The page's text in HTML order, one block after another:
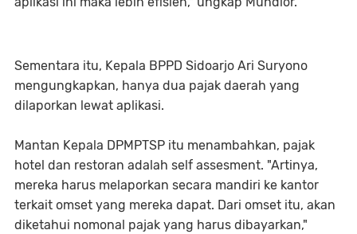
Sementara itu, Kepala BPPD Sidoarjo Ari Suryono
mengungkapkan, hanya dua pajak daerah yang
dilaporkan lewat aplikasi.
Mantan Kepala DPMPTSP itu menambahkan, pajak
hotel dan restoran adalah self assesment. "Artinya,
mereka harus melaporkan secara mandiri ke kantor
terkait omset yang mereka dapat. Dari omset itu, akan
diketahui nomonal pajak yang harus dibayarkan,"